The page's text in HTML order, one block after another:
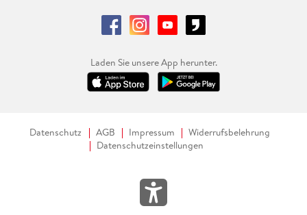
Laden Sie unsere App herunter.
Datenschutz AGB Impressum
Widerrufsbelehrung
Datenschutzeinstellungen